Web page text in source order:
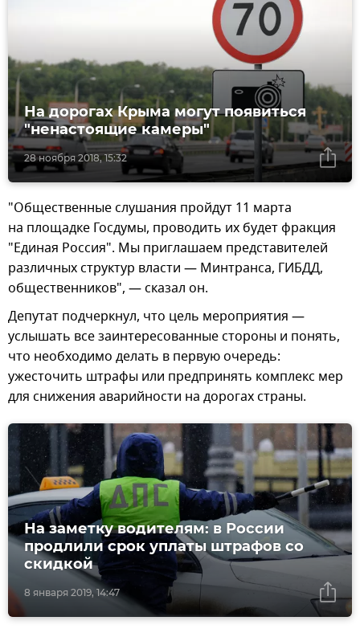
28 ноября 2018, 15:32
На дорогах Крыма могут появиться
"ненастоящие камеры"
"Общественные слушания пройдут 11 марта
на площадке Госдумы, проводить их будет фракция
"Единая Россия". Мы приглашаем представителей
различных структур власти — Минтранса, ГИБДД,
общественников", — сказал он.
Депутат подчеркнул, что цель мероприятия —
услышать все заинтересованные стороны и понять,
что необходимо делать в первую очередь:
ужесточить штрафы или предпринять комплекс мер
для снижения аварийности на дорогах страны.
8 января 2019, 14:47
На заметку водителям: в России
продлили срок уплаты штрафов со
скидкой